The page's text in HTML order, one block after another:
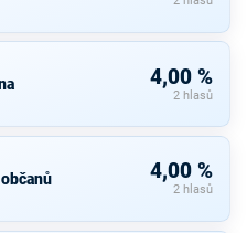
4,00 %
2 hlasů
4,00 %
2 hlasů